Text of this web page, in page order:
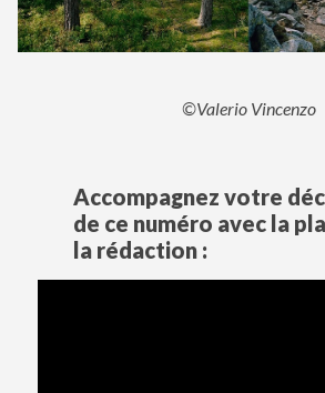
©Valerio Vincenzo
Accompagnez votre
de ce numéro avec la
la rédaction :